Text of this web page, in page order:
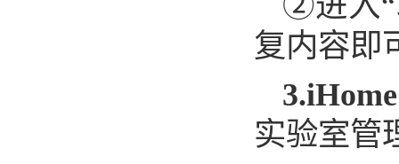
复内容即
实验室管